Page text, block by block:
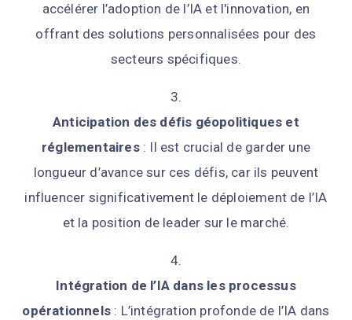
accélérer l’adoption de l’IA et l'innovation, en
offrant des solutions personnalisées pour des
secteurs spécifiques.
Anticipation des défis géopolitiques et
réglementaires: Il est crucial de garder une
longueur d’avance sur ces défis, car ils peuvent
influencer significativement le déploiement de l’IA
et la position de leader sur le marché.
Intégration de l’IA dans les processus
opérationnels : L’intégration profonde de l’IA dans